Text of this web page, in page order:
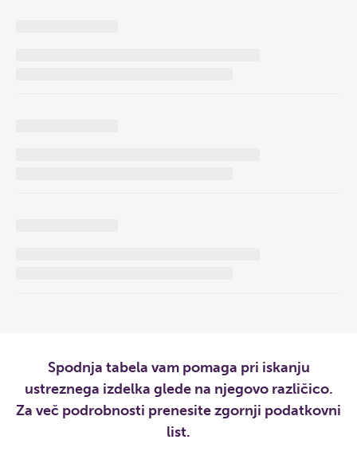
Spodnja tabela vam pomaga pri iskanju
ustreznega izdelka glede na njegovo različico.
Za več podrobnosti prenesite zgornji podatkovni
list.